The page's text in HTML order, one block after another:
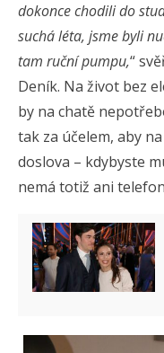
dokonce chodili do
suchá léta, jsme byli
tam ruční pumpu,“
Deník. Na život bez
by na chatě
tak za účelem, aby
doslova – kdybyste
nemá totiž ani